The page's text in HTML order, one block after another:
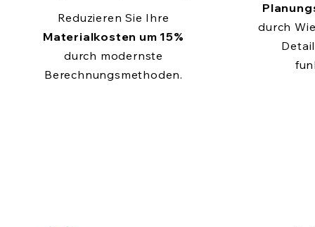
Reduzieren Sie Ihre
Materialkosten um 15%
durch modernste
Berechnungsmethoden.
durch